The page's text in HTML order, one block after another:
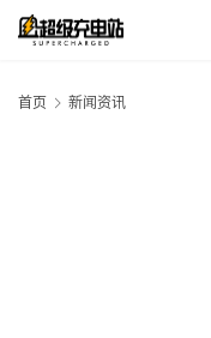
首页 新闻资讯